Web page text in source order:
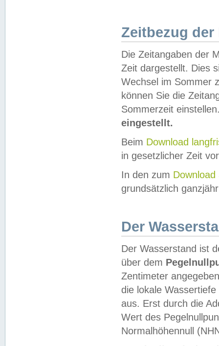
Zeitbezug der
Die Zeitangaben der
Zeit dargestellt. Dies
Wechsel im Sommer
können Sie die
Sommerzeit
eingestellt.
Beim Download
in gesetzlicher Zeit
In den zum Download
grundsätzlich
Der
Der Wasserstand ist
über dem
Zentimeter
die lokale
aus. Erst durch die
Wert des
Normalhöhennull